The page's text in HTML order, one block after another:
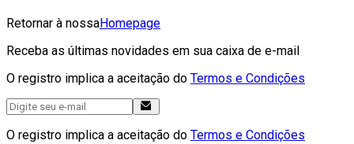
Retornar à nossaHomepage
Receba as últimas novidades em sua caixa de e-mail
O registro implica a aceitação do Termos e Condições
O registro implica a aceitação do Termos e Condições